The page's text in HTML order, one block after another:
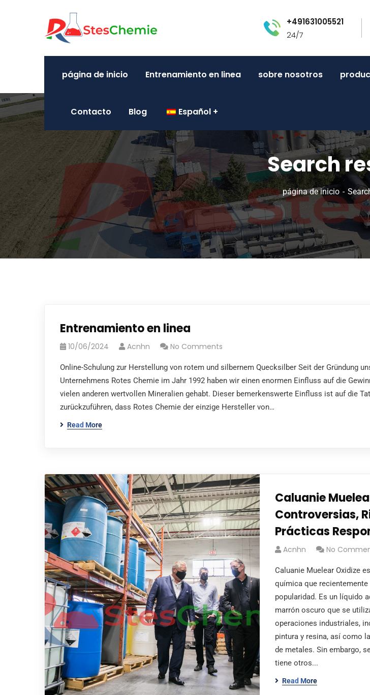
+491631005521
24/7
página de inicio Entrenamiento en linea sobre nosotros
Contacto Blog Español
Search
página de inicio
Entrenamiento en linea
10/06/2024 Acnhn No Comments
Online-Schulung zur Herstellung von rotem und silbernem Quecksilber Seit der Gründung
Unternehmens Rotes Chemie im Jahr 1992 haben wir einen enormen Einfluss auf die
vielen anderen wertvollen Mineralien gehabt. Dieser bemerkenswerte Einfluss ist auf die
zurückzuführen, dass Rotes Chemie der einzige Hersteller von…
Read More
Caluanie
Controversias,
Prácticas
Acnhn No
Caluanie Muelear Oxidize
química que recientemente
popularidad. Es un líquido
marrón oscuro que se
operaciones industriales,
pintura y resina, así como
de metales. Sin embargo,
tiene otros...
Read More